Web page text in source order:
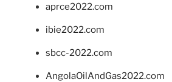
aprce2022.com
ibie2022.com
sbcc-2022.com
AngolaOilAndGas2022.com